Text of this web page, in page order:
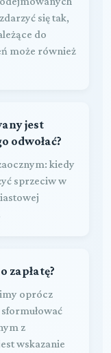
się tak,
do
może również
jest
odwołać?
kiedy
sprzeciw w
zapłatę?
oprócz
z
wskazanie